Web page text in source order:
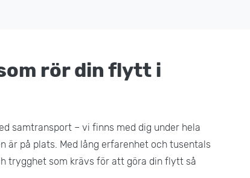
rör din flytt i
samtransport – vi finns med dig under hela
på plats. Med lång erfarenhet och tusentals
trygghet som krävs för att göra din flytt så